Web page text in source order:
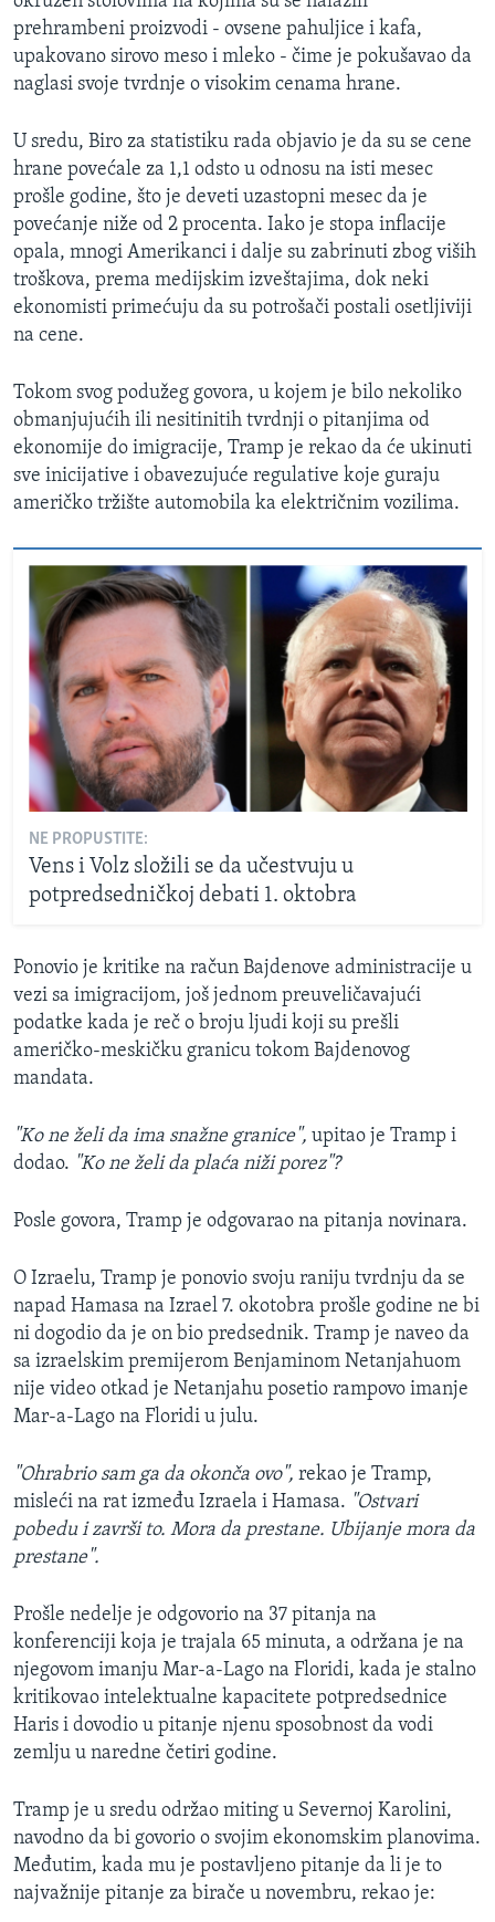
prehrambeni proizvodi - ovsene pahuljice i kafa,
upakovano sirovo meso i mleko - čime je pokušavao da
naglasi svoje tvrdnje o visokim cenama hrane.
U sredu, Biro za statistiku rada objavio je da su se cene
hrane povećale za 1,1 odsto u odnosu na isti mesec
prošle godine, što je deveti uzastopni mesec da je
povećanje niže od 2 procenta. Iako je stopa inflacije
opala, mnogi Amerikanci i dalje su zabrinuti zbog viših
troškova, prema medijskim izveštajima, dok neki
ekonomisti primećuju da su potrošači postali osetljiviji
na cene.
Tokom svog podužeg govora, u kojem je bilo nekoliko
obmanjujućih ili nesitinitih tvrdnji o pitanjima od
ekonomije do imigracije, Tramp je rekao da će ukinuti
sve inicijative i obavezujuće regulative koje guraju
američko tržište automobila ka električnim vozilima.
NE PROPUSTITE:
Vens i Volz složili se da učestvuju u
potpredsedničkoj debati 1. oktobra
Ponovio je kritike na račun Bajdenove administracije u
vezi sa imigracijom, još jednom preuveličavajući
podatke kada je reč o broju ljudi koji su prešli
američko-meskičku granicu tokom Bajdenovog
mandata.
"Ko ne želi da ima snažne granice", upitao je Tramp i
dodao. "Ko ne želi da plaća niži porez"?
Posle govora, Tramp je odgovarao na pitanja novinara.
O Izraelu, Tramp je ponovio svoju raniju tvrdnju da se
napad Hamasa na Izrael 7. okotobra prošle godine ne bi
ni dogodio da je on bio predsednik. Tramp je naveo da
sa izraelskim premijerom Benjaminom Netanjahuom
nije video otkad je Netanjahu posetio rampovo imanje
Mar-a-Lago na Floridi u julu.
"Ohrabrio sam ga da okonča ovo", rekao je Tramp,
misleći na rat između Izraela i Hamasa. "Ostvari
pobedu i završi to. Mora da prestane. Ubijanje mora da
prestane".
Prošle nedelje je odgovorio na 37 pitanja na
konferenciji koja je trajala 65 minuta, a održana je na
njegovom imanju Mar-a-Lago na Floridi, kada je stalno
kritikovao intelektualne kapacitete potpredsednice
Haris i dovodio u pitanje njenu sposobnost da vodi
zemlju u naredne četiri godine.
Tramp je u sredu održao miting u Severnoj Karolini,
navodno da bi govorio o svojim ekonomskim planovima.
Međutim, kada mu je postavljeno pitanje da li je to
najvažnije pitanje za birače u novembru, rekao je: